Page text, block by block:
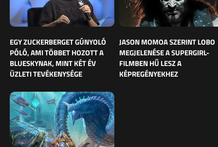
EGY ZUCKERBERGET GÚNYOLÓ
PÓLÓ, AMI TÖBBET HOZOTT A
BLUESKYNAK, MINT KÉT ÉV
ÜZLETI TEVÉKENYSÉGE
JASON MOMOA SZERINT LOBO
MEGJELENÉSE A SUPERGIRL-
FILMBEN HŰ LESZ A
KÉPREGÉNYEKHEZ